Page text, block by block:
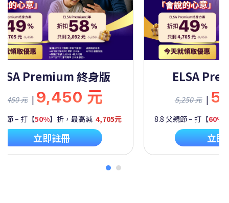
身版
元
減4,705元
ELSA Premium 一年
5,250 元 5,250 元
8.8 父親節 – 打【 】折，最高減2,092元